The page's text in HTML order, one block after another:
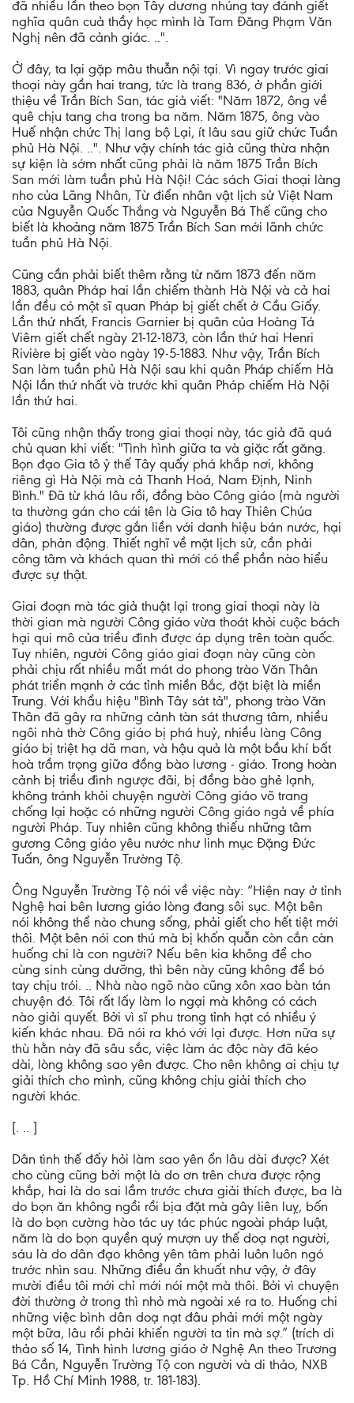
đã nhiều lần theo bọn Tây dương nhúng tay đánh giết
nghĩa quân cuả thầy học mình là Tam Đăng Phạm Văn
Nghị nên đã cảnh giác. ..".
Ở đây, ta lại gặp mâu thuẫn nội tại. Vì ngay trước giai
thoại này gần hai trang, tức là trang 836, ở phần giới
thiệu về Trần Bích San, tác giả viết: "Năm 1872, ông về
quê chịu tang cha trong ba năm. Năm 1875, ông vào
Huế nhận chức Thị lang bộ Lại, ít lâu sau giữ chức Tuần
phủ Hà Nội. ..". Như vậy chính tác giả cũng thừa nhận
sự kiện là sớm nhất cũng phải là năm 1875 Trần Bích
San mới làm tuần phủ Hà Nội! Các sách Giai thoại làng
nho của Lãng Nhân, Từ điển nhân vật lịch sử Việt Nam
của Nguyễn Quốc Thắng và Nguyễn Bá Thế cũng cho
biết là khoảng năm 1875 Trần Bích San mới lãnh chức
tuần phủ Hà Nội.
Cũng cần phải biết thêm rằng từ năm 1873 đến năm
1883, quân Pháp hai lần chiếm thành Hà Nội và cả hai
lần đều có một sĩ quan Pháp bị giết chết ở Cầu Giấy.
Lần thứ nhất, Francis Garnier bị quân của Hoàng Tá
Viêm giết chết ngày 21-12-1873, còn lần thứ hai Henri
Rivière bị giết vào ngày 19-5-1883. Như vậy, Trần Bích
San làm tuần phủ Hà Nội sau khi quân Pháp chiếm Hà
Nội lần thứ nhất và trước khi quân Pháp chiếm Hà Nội
lần thứ hai.
Tôi cũng nhận thấy trong giai thoại này, tác giả đã quá
chủ quan khi viết: "Tình hình giữa ta và giặc rất găng.
Bọn đạo Gia tô ỷ thế Tây quấy phá khắp nơi, không
riêng gì Hà Nội mà cả Thanh Hoá, Nam Định, Ninh
Bình." Đã từ khá lâu rồi, đồng bào Công giáo (mà người
ta thường gán cho cái tên là Gia tô hay Thiên Chúa
giáo) thường được gắn liền với danh hiệu bán nước, hại
dân, phản động. Thiết nghĩ về mặt lịch sử, cần phải
công tâm và khách quan thì mới có thể phần nào hiểu
được sự thật.
Giai đoạn mà tác giả thuật lại trong giai thoại này là
thời gian mà người Công giáo vừa thoát khỏi cuộc bách
hại qui mô của triều đình được áp dụng trên toàn quốc.
Tuy nhiên, người Công giáo giai đoạn này cũng còn
phải chịu rất nhiều mất mát do phong trào Văn Thân
phát triển mạnh ở các tỉnh miền Bắc, đặt biệt là miền
Trung. Với khẩu hiệu "Bình Tây sát tả", phong trào Văn
Thân đã gây ra những cảnh tàn sát thương tâm, nhiều
ngôi nhà thờ Công giáo bị phá huỷ, nhiều làng Công
giáo bị triệt hạ dã man, và hậu quả là một bầu khí bất
hoà trầm trọng giữa đồng bào lương - giáo. Trong hoàn
cảnh bị triều đình ngược đãi, bị đồng bào ghẻ lạnh,
không tránh khỏi chuyện người Công giáo võ trang
chống lại hoặc có những người Công giáo ngả về phía
người Pháp. Tuy nhiên cũng không thiếu những tâm
gương Công giáo yêu nước như linh mục Đặng Đức
Tuấn, ông Nguyễn Trường Tộ.
Ông Nguyễn Trường Tộ nói về việc này: “Hiện nay ở tỉnh
Nghệ hai bên lương giáo lòng đang sôi sục. Một bên
nói không thể nào chung sống, phải giết cho hết tiệt mới
thôi. Một bên nói con thú mà bị khốn quẫn còn cắn càn
huống chi là con người? Nếu bên kia không để cho
cùng sinh cùng dưỡng, thì bên này cũng không để bó
tay chịu trói. .. Nhà nào ngõ nào cũng xôn xao bàn tán
chuyện đó. Tôi rất lấy làm lo ngại mà không có cách
nào giải quyết. Bởi vì sĩ phu trong tỉnh hạt có nhiều ý
kiến khác nhau. Đã nói ra khó với lại được. Hơn nữa sự
thù hằn này đã sâu sắc, việc làm ác độc này đã kéo
dài, lòng không sao yên được. Cho nên không ai chịu tự
giải thích cho mình, cũng không chịu giải thích cho
người khác.
[. .. ]
Dân tình thế đấy hỏi làm sao yên ổn lâu dài được? Xét
cho cùng cũng bởi một là do ơn trên chưa được rộng
khắp, hai là do sai lầm trước chưa giải thích được, ba là
do bọn ăn không ngồi rồi bịa đặt mà gây liên luỵ, bốn
là do bọn cường hào tác uy tác phúc ngoài pháp luật,
năm là do bọn quyền quý mượn uy thế doạ nạt người,
sáu là do dân đạo không yên tâm phải luôn luôn ngó
trước nhìn sau. Những điều ẩn khuất như vậy, ở đây
mười điều tôi mới chỉ mới nói một mà thôi. Bởi vì chuyện
đời thường ở trong thì nhỏ mà ngoài xé ra to. Huống chi
những việc bình dân doạ nạt đâu phải mới một ngày
một bữa, lâu rồi phải khiến người ta tin mà sợ.” (trích di
thảo số 14, Tình hình lương giáo ở Nghệ An theo Trương
Bá Cần, Nguyễn Trường Tộ con người và di thảo, NXB
Tp. Hồ Chí Minh 1988, tr. 181-183).